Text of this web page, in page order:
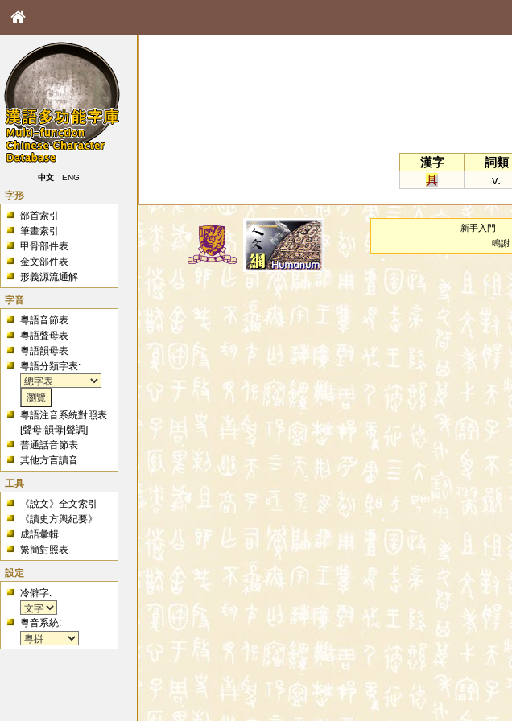
中文 ENG
字形
部首索引
筆畫索引
甲骨部件表
金文部件表
形義源流通解
字音
粵語音節表
粵語聲母表
粵語韻母表
粵語分類字表:
粵語注音系統對照表
[聲母 |韻母 |聲調]
普通話音節表
其他方言讀音
工具
《說文》全文索引
《讀史方輿紀要》
成語彙輯
繁簡對照表
設定
冷僻字:
粵音系統:
漢字
詞類
具
v.
新手入門
鳴謝